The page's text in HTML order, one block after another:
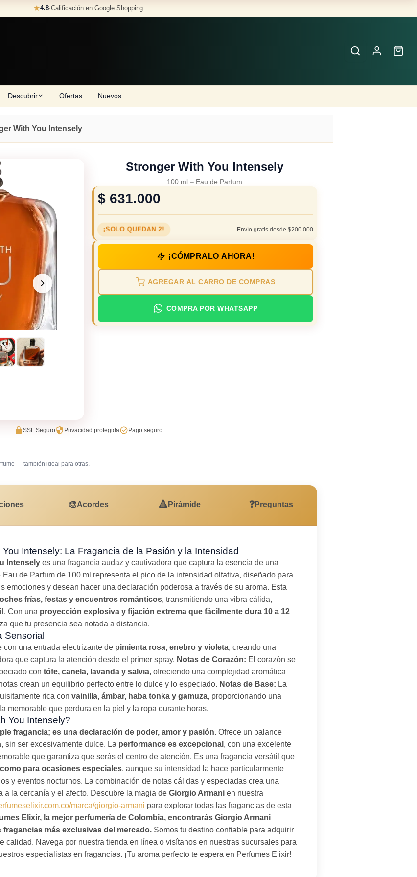
★4.8·Calificación en Google Shopping
Descubrir Ofertas Nuevos
With You Intensely
Stronger With You Intensely
100 ml – Eau de Parfum
$ 631.000
¡SOLO QUEDAN 2! Envío gratis desde $200.000
¡CÓMPRALO AHORA!
AGREGAR AL CARRO DE COMPRAS
COMPRA POR WHATSAPP
SSL Seguro Privacidad protegida Pago seguro
— también ideal para otras.
Cena romántica
🎨Acordes 🔺 Pirámide ❓Preguntas
Intensely: La Fragancia de la Pasión y la Intensidad
Intensely es una fragancia audaz y cautivadora que captura la esencia de una
de Parfum de 100 ml representa el pico de la intensidad olfativa, diseñado para
emociones y desean hacer una declaración poderosa a través de su aroma. Esta
frías, festas y encuentros románticos, transmitiendo una vibra cálida,
Con una proyección explosiva y fijación extrema que fácilmente dura 10 a 12
que tu presencia sea notada a distancia.
Sensorial
con una entrada electrizante de pimienta rosa, enebro y violeta, creando una
que captura la atención desde el primer spray. Notas de Corazón: El corazón se
con tófe, canela, lavanda y salvia, ofreciendo una complejidad aromática
crean un equilibrio perfecto entre lo dulce y lo especiado. Notas de Base: La
rica con vainilla, ámbar, haba tonka y gamuza, proporcionando una
memorable que perdura en la piel y la ropa durante horas.
You Intensely?
fragancia; es una declaración de poder, amor y pasión. Ofrece un balance
, sin ser excesivamente dulce. La performance es excepcional , con una excelente
que garantiza que serás el centro de atención. Es una fragancia versátil que
para ocasiones especiales, aunque su intensidad la hace particularmente
y eventos nocturnos. La combinación de notas cálidas y especiadas crea una
la cercanía y el afecto. Descubre la magia de Giorgio Armani en nuestra
marca/giorgio-armani para explorar todas las fragancias de esta
Elixir, la mejor perfumería de Colombia, encontrarás Giorgio Armani
más exclusivas del mercado. Somos tu destino confiable para adquirir
calidad. Navega por nuestra tienda en línea o visítanos en nuestras sucursales para
especialistas en fragancias. ¡Tu aroma perfecto te espera en Perfumes Elixir!